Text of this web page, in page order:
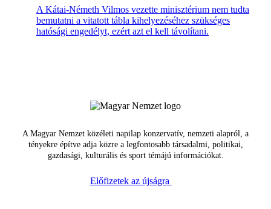
A Kátai-Németh Vilmos vezette minisztérium nem tudta
bemutatni a vitatott tábla kihelyezéséhez szükséges
hatósági engedélyt, ezért azt el kell távolítani.
A Magyar Nemzet közéleti napilap konzervatív, nemzeti alapról, a
tényekre építve adja közre a legfontosabb társadalmi, politikai,
gazdasági, kulturális és sport témájú információkat.
Előfizetek az újságra